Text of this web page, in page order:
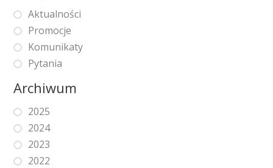
Aktualności
Promocje
Komunikaty
Pytania
Archiwum
2025
2024
2023
2022